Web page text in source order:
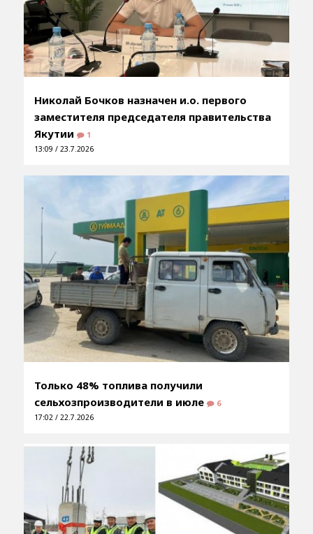
Николай Бочков назначен и.о. первого
заместителя председателя правительства
Якутии
1
13:09 / 23.7.2026
Только 48% топлива получили
сельхозпроизводители в июле
6
17:02 / 22.7.2026